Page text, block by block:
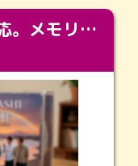
急な依頼にも寄り添う対応。メモリアルコーナーで振り返る大切な日々